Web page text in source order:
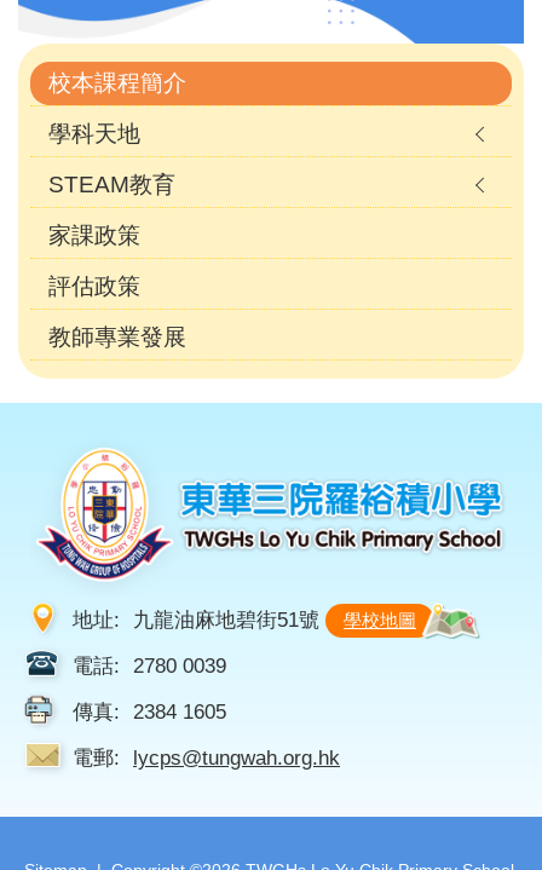
(自
訂)
校本課程簡介
學科天地
STEAM教育
家課政策
評估政策
教師專業發展
地址: 九龍油麻地碧街51號 學校地圖
電話: 2780 0039
傳真: 2384 1605
電郵: lycps@tungwah.org.hk